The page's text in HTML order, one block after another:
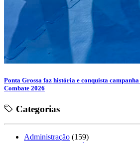
Ponta Grossa faz história e conquista
Combate 2026
Categorias
Administração (159)